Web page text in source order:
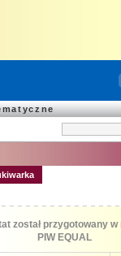
został przygotowany
PIW EQUAL